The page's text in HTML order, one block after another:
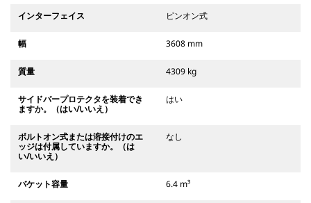
インターフェイス ピンオン式
幅 3608 mm
質量 4309 kg
サイドバープロテクタを装着でき
ますか。（はい/いいえ）
はい
ボルトオン式または溶接付けのエ
ッジは付属していますか。（は
い/いいえ）
なし
バケット容量 6.4 m³